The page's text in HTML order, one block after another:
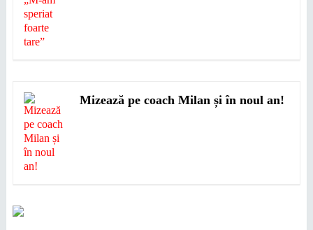
Mizează pe coach Milan și în noul an!